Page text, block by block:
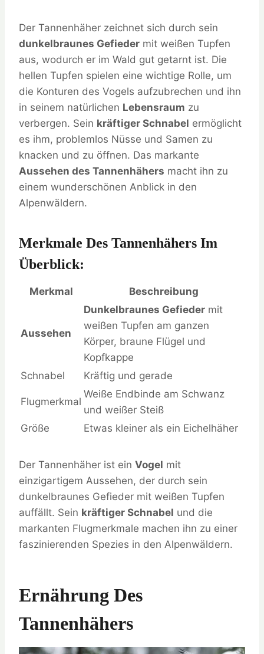
Der Tannenhäher zeichnet sich durch sein
dunkelbraunes Gefieder mit weißen Tupfen
aus, wodurch er im Wald gut getarnt ist. Die
hellen Tupfen spielen eine wichtige Rolle, um
die Konturen des Vogels aufzubrechen und ihn
in seinem natürlichen Lebensraum zu
verbergen. Sein kräftiger Schnabel ermöglicht
es ihm, problemlos Nüsse und Samen zu
knacken und zu öffnen. Das markante
Aussehen des Tannenhähers macht ihn zu
einem wunderschönen Anblick in den
Alpenwäldern.
Merkmale Des Tannenhähers Im
Überblick:
Merkmal Beschreibung
Aussehen
Dunkelbraunes Gefieder mit
weißen Tupfen am ganzen
Körper, braune Flügel und
Kopfkappe
Schnabel
Kräftig und gerade
Flugmerkmal
Weiße Endbinde am Schwanz
und weißer Steiß
Größe
Etwas kleiner als ein Eichelhäher
Der Tannenhäher ist ein Vogel mit
einzigartigem Aussehen, der durch sein
dunkelbraunes Gefieder mit weißen Tupfen
auffällt. Sein kräftiger Schnabel und die
markanten Flugmerkmale machen ihn zu einer
faszinierenden Spezies in den Alpenwäldern.
Ernährung Des
Tannenhähers